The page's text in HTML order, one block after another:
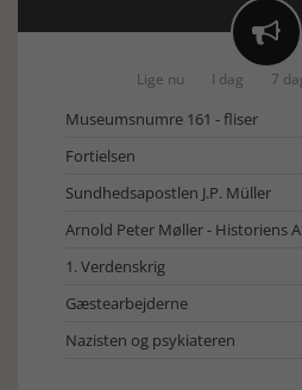

Lige nu I dag 7
Museumsnumre 161 - fliser
Fortielsen
Sundhedsapostlen J.P. Müller
Arnold Peter Møller - Historiens
1. Verdenskrig
Gæstearbejderne
Nazisten og psykiateren